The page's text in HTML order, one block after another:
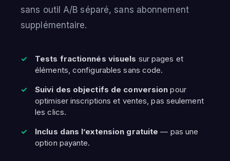
sans outil A/B séparé, sans abonnement
supplémentaire.
Tests fractionnés visuels sur pages et
éléments, configurables sans code.
Suivi des objectifs de conversion pour
optimiser inscriptions et ventes, pas seulement
les clics.
Inclus dans l’extension gratuite — pas une
option payante.